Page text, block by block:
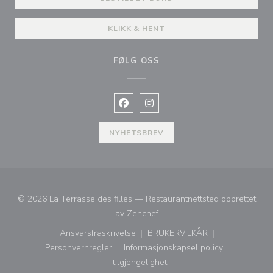
KLIKK & HENT
FØLG OSS
Facebook ((åpner i et nytt vindu))
Instagram ((åpner i et nytt
NYHETSBREV
© 2026 La Terrasse des filles — Restaurantnettsted opprettet
av Zenchef((åpner i et nytt vindu))
Ansvarsfraskrivelse
((åpner i et nytt vindu))
BRUKERVILKÅR
((åpner i et nytt vindu))
Personvernregler
((åpner i et nytt vindu))
Informasjonskapsel policy
((åpner i et nytt vindu))
tilgjengelighet
((åpner i et nytt vindu))